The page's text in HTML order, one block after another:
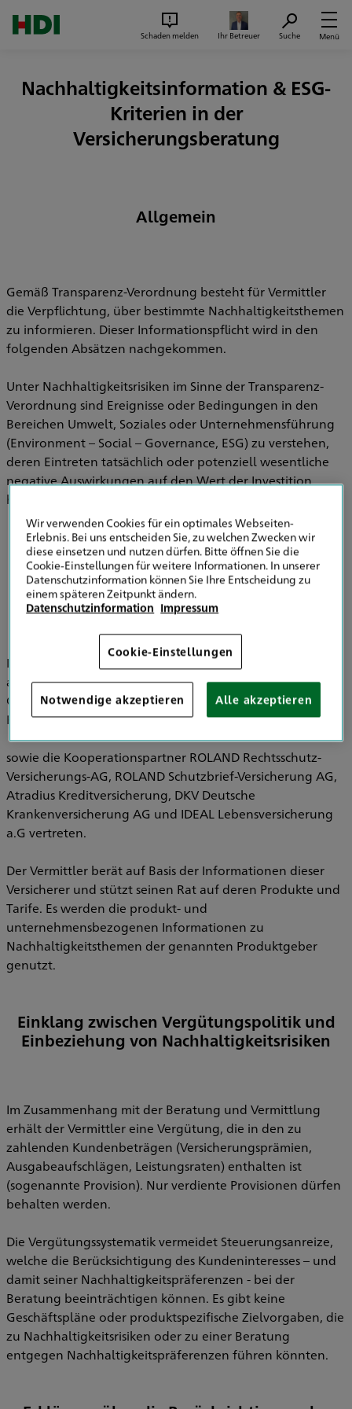
Schaden melden Ihr Betreuer Suche Menü
Nachhaltigkeitsinformation & ESG-
Kriterien in der
Versicherungsberatung
Allgemein
Gemäß Transparenz-Verordnung besteht für Vermittler
die Verpflichtung, über bestimmte Nachhaltigkeitsthemen
zu informieren. Dieser Informationspflicht wird in den
folgenden Absätzen nachgekommen.
Unter Nachhaltigkeitsrisiken im Sinne der Transparenz-
Verordnung sind Ereignisse oder Bedingungen in den
Bereichen Umwelt, Soziales oder Unternehmensführung
(Environment – Social – Governance, ESG) zu verstehen,
deren Eintreten tatsächlich oder potenziell wesentliche
negative Auswirkungen auf den Wert der Investition
haben können.
Informationen zu Strategien zur
Einbeziehung von Nachhaltigkeitsrisiken in
der Versicherungsberatung
Im Bereich der Versicherungsvermittlung werden
ausschließlich die HDI Versicherung AG, HDI Global SE, HDI
Global Specialty SE, HDI Lebensversicherung AG, HDI
Pensionsfonds AG, HDI Pensionskasse AG
sowie die Kooperationspartner ROLAND Rechtsschutz-
Versicherungs-AG, ROLAND Schutzbrief-Versicherung AG,
Atradius Kreditversicherung, DKV Deutsche
Krankenversicherung AG und IDEAL Lebensversicherung
a.G vertreten.
Der Vermittler berät auf Basis der Informationen dieser
Versicherer und stützt seinen Rat auf deren Produkte und
Tarife. Es werden die produkt- und
unternehmensbezogenen Informationen zu
Nachhaltigkeitsthemen der genannten Produktgeber
genutzt.
Einklang zwischen Vergütungspolitik und
Einbeziehung von Nachhaltigkeitsrisiken
Im Zusammenhang mit der Beratung und Vermittlung
erhält der Vermittler eine Vergütung, die in den zu
zahlenden Kundenbeträgen (Versicherungsprämien,
Ausgabeaufschlägen, Leistungsraten) enthalten ist
(sogenannte Provision). Nur verdiente Provisionen dürfen
behalten werden.
Die Vergütungssystematik vermeidet Steuerungsanreize,
welche die Berücksichtigung des Kundeninteresses – und
damit seiner Nachhaltigkeitspräferenzen - bei der
Beratung beeinträchtigen können. Es gibt keine
Geschäftspläne oder produktspezifische Zielvorgaben, die
zu Nachhaltigkeitsrisiken oder zu einer Beratung
entgegen Nachhaltigkeitspräferenzen führen könnten.
Wir verwenden Cookies für ein optimales Webseiten-
Erlebnis. Bei uns entscheiden Sie, zu welchen Zwecken wir
diese einsetzen und nutzen dürfen. Bitte öffnen Sie die
Cookie-Einstellungen für weitere Informationen. In unserer
Datenschutzinformation können Sie Ihre Entscheidung zu
einem späteren Zeitpunkt ändern.
Datenschutzinformation Impressum
Cookie-Einstellungen
Notwendige akzeptieren Alle akzeptieren